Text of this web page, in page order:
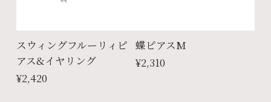
スウィングフルーリィピ
アス&イヤリング
¥2,420
蝶ピアスM
¥2,310